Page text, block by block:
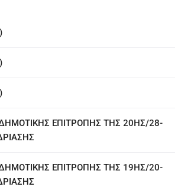
ΕΠΙΤΡΟΠΗΣ ΤΗΣ 20ΗΣ/28-
ΕΠΙΤΡΟΠΗΣ ΤΗΣ 19ΗΣ/20-